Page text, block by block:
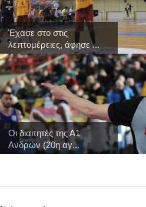
Έχασε στο στις
λεπτομέρειες, άφησε ...
Οι διαιτητές της Α1
Ανδρών (20η αγ...